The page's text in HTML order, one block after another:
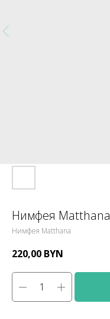
Нимфея Matthana
Нимфея Matthana
220,00 BYN